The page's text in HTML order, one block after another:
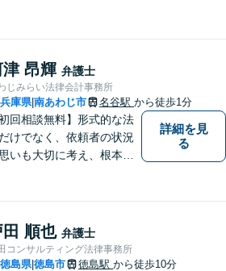
津 昂輝 弁護士
じみらい法律会計事務所
兵庫県|南あわじ市 名谷駅 から徒歩1分
初回相談無料】形式的な法
けでなく、依頼者の状況
いも大切に考え、根本的
に合ったサポートを心が
います。【夜間・休日相
能】【オンライン出張相
詳細を見
る
田 順也 弁護士
コンサルティング法律事務所
徳島県|徳島市 徳島駅 から徒歩10分